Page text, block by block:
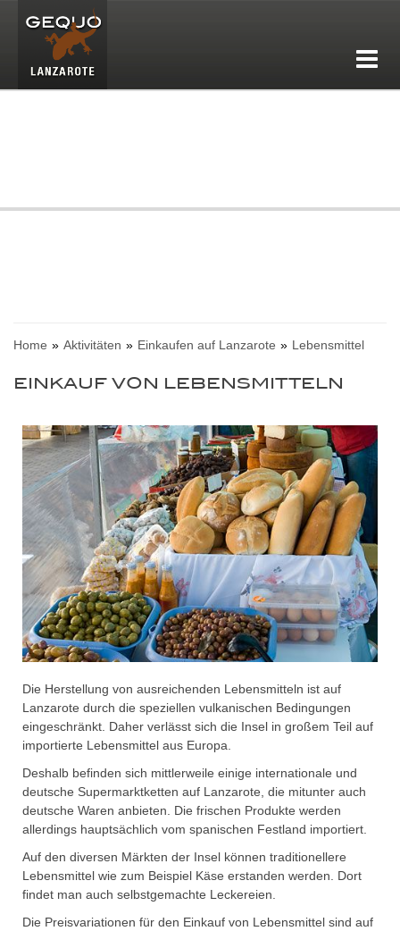
Home Aktivitäten Einkaufen auf Lanzarote Lebensmittel
EINKAUF VON LEBENSMITTELN
Die Herstellung von ausreichenden Lebensmitteln ist auf
Lanzarote durch die speziellen vulkanischen Bedingungen
eingeschränkt. Daher verlässt sich die Insel in großem Teil auf
importierte Lebensmittel aus Europa.
Deshalb befinden sich mittlerweile einige internationale und
deutsche Supermarktketten auf Lanzarote, die mitunter auch
deutsche Waren anbieten. Die frischen Produkte werden
allerdings hauptsächlich vom spanischen Festland importiert.
Auf den diversen Märkten der Insel können traditionellere
Lebensmittel wie zum Beispiel Käse erstanden werden. Dort
findet man auch selbstgemachte Leckereien.
Die Preisvariationen für den Einkauf von Lebensmittel sind auf